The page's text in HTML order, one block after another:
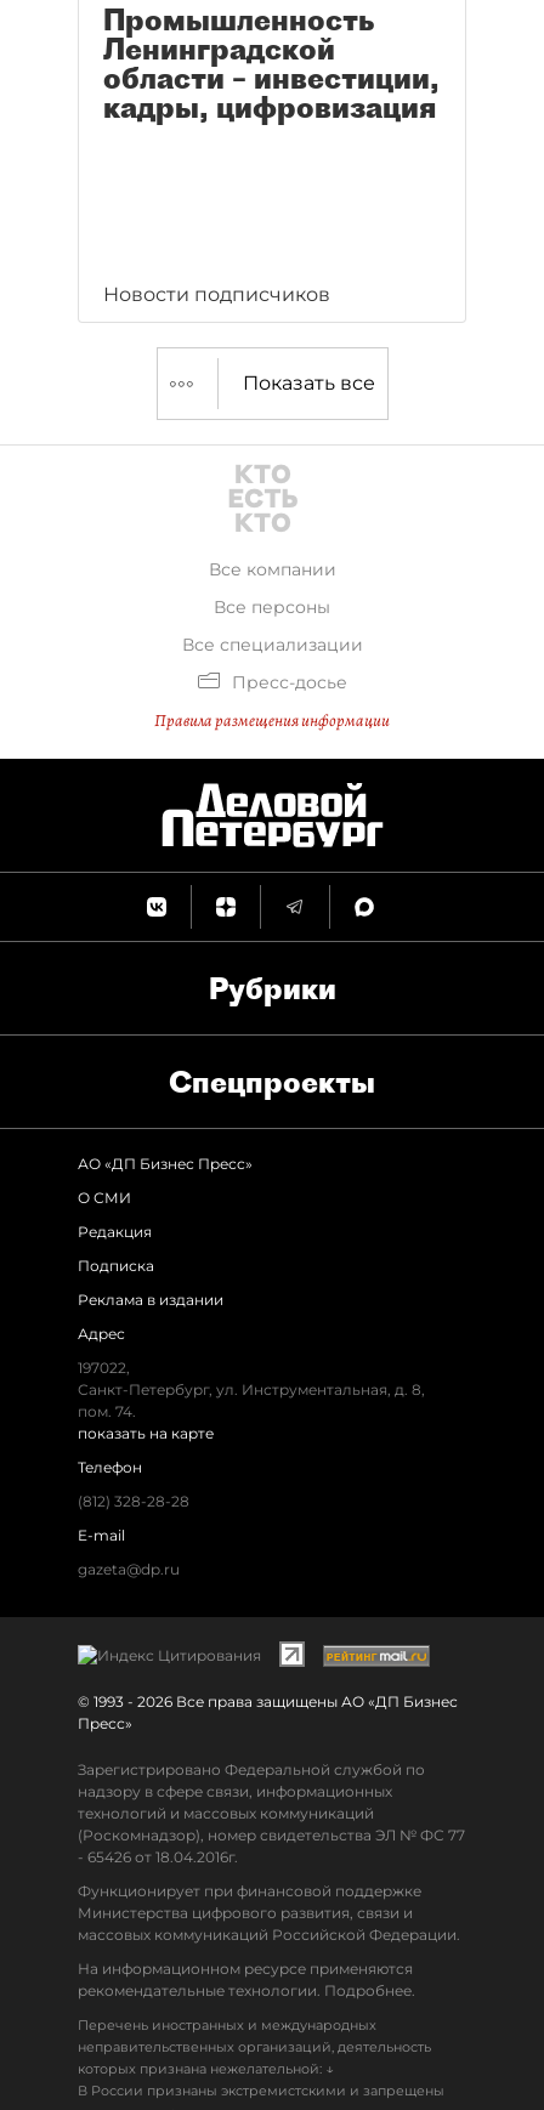
Промышленность
Ленинградской
области – инвестиции,
кадры, цифровизация
Новости подписчиков
Показать все
Все компании
Все персоны
Все специализации
Пресс-досье
Правила размещения информации
Рубрики
Спец­проекты
АО «ДП Бизнес Пресс»
О СМИ
Редакция
Подписка
Реклама в издании
Адрес
197022,
Санкт-Петербург, ул. Инструментальная, д. 8,
пом. 74.
показать на карте
Телефон
(812) 328-28-28
E-mail
gazeta@dp.ru
© 1993 - 2026 Все права защищены АО «ДП Бизнес
Пресс»
Зарегистрировано Федеральной службой по
надзору в сфере связи, информационных
технологий и массовых коммуникаций
(Роскомнадзор), номер свидетельства ЭЛ № ФС 77
- 65426 от 18.04.2016г.
Функционирует при финансовой поддержке
Министерства цифрового развития, связи и
массовых коммуникаций Российской Федерации.
На информационном ресурсе применяются
рекомендательные технологии. Подробнее.
Перечень иностранных и международных
неправительственных организаций, деятельность
которых признана нежелательной: ↓
В России признаны экстремистскими и запрещены